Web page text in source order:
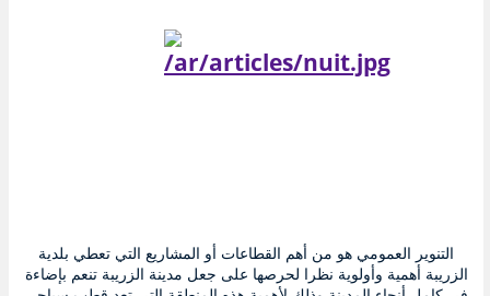
التنوير العمومي هو من أهم القطاعات أو المشاريع التي تعطي بلدية
الزريبة أهمية وأولوية نظرا لحرصها على جعل مدينة الزريبة تنعم بإضاءة